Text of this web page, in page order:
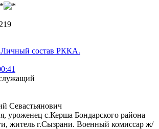
состав РККА.
уроженец с.Керша Бондарского района
житель г.Сызрани. Военный комиссар ж/